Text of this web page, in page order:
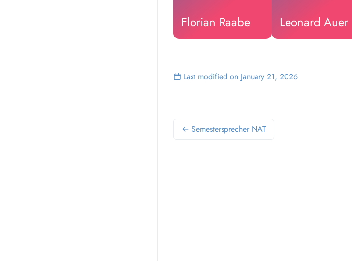
Florian Raabe Leonard Auer
Last modified on January 21, 2026
← Semestersprecher NAT